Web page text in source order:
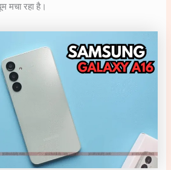
मचा रहा है।